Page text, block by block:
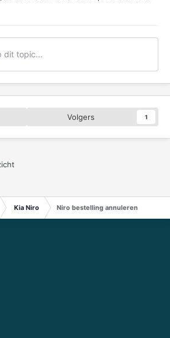
dit topic...
Volgers 1
Kia Niro Niro bestelling annuleren